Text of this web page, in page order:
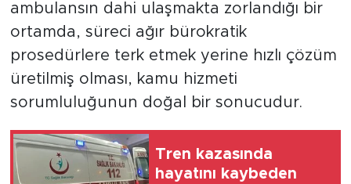
ambulansın dahi ulaşmakta zorlandığı bir
ortamda, süreci ağır bürokratik
prosedürlere terk etmek yerine hızlı çözüm
üretilmiş olması, kamu hizmeti
sorumluluğunun doğal bir sonucudur.
Tren kazasında
hayatını kaybeden